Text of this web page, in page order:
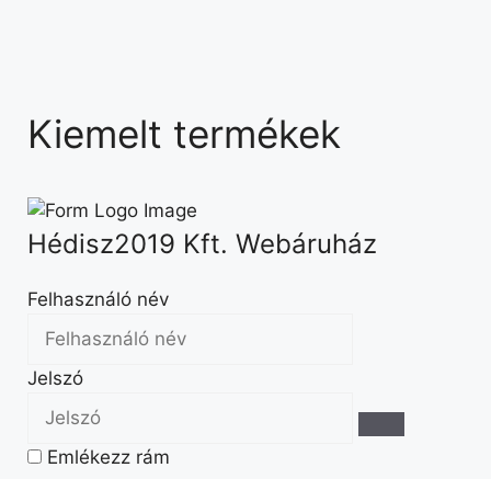
Kiemelt termékek
Hédisz2019 Kft. Webáruház
Felhasználó név
Jelszó
Emlékezz rám